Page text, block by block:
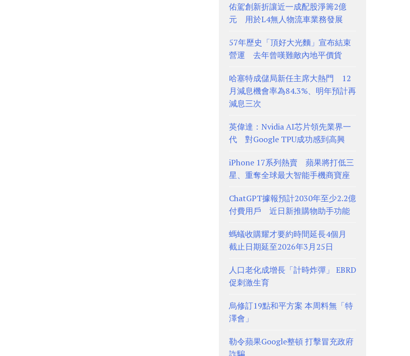
佑駕創新折讓近一成配股淨籌2億
元 用於L4無人物流車業務發展
57年歷史「頂好大光麵」宣布結束
營運 去年曾嘆難敵內地平價貨
哈塞特成儲局新任主席大熱門 12
月減息機會率為84.3%、明年預計再
減息三次
英偉達：Nvidia AI芯片領先業界一
代 對Google TPU成功感到高興
iPhone 17系列熱賣 蘋果將打低三
星、重奪全球最大智能手機商寶座
ChatGPT據報預計2030年至少2.2億
付費用戶 近日新推購物助手功能
螞蟻收購耀才要約時間延長4個月
截止日期延至2026年3月25日
人口老化成增長「計時炸彈」 EBRD
促刺激生育
烏修訂19點和平方案 本周料無「特
澤會」
勒令蘋果Google整頓 打擊冒充政府